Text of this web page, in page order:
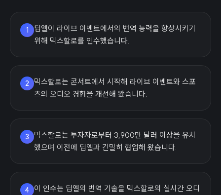
1
딥엘이 라이브 이벤트에서의 번역 능력을 향상시키기
위해 믹스할로를 인수했습니다.
2
믹스할로는 콘서트에서 시작해 라이브 이벤트와 스포
츠의 오디오 경험을 개선해 왔습니다.
3
믹스할로는 투자자로부터 3,900만 달러 이상을 유치
했으며 이전에 딥엘과 긴밀히 협업해 왔습니다.
4
이 인수는 딥엘의 번역 기술을 믹스할로의 실시간 오디